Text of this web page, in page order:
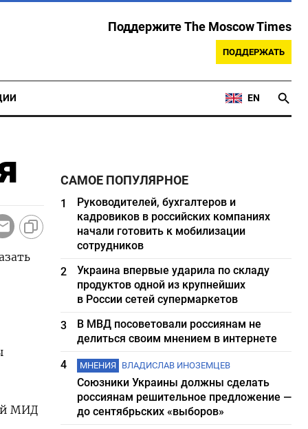
Поддержите The Moscow Times
ПОДДЕРЖАТЬ
EN
МИД
САМОЕ ПОПУЛЯРНОЕ
1
Руководителей, бухгалтеров и
кадровиков в российских компаниях
начали готовить к мобилизации
сотрудников
2
Украина впервые ударила по складу
продуктов одной из крупнейших
в России сетей супермаркетов
3
В МВД посоветовали россиянам не
делиться своим мнением в интернете
4
МНЕНИЯ ВЛАДИСЛАВ ИНОЗЕМЦЕВ
Союзники Украины должны сделать
россиянам решительное предложение —
до сентябрьских «выборов»